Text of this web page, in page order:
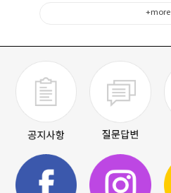
+more